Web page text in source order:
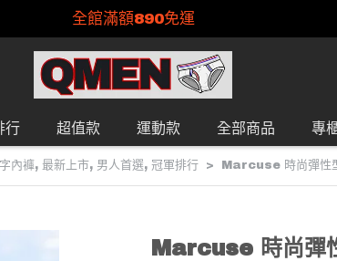
全館滿額890免運
行 超值款 運動款 全部商品 專
字內褲, 最新上市, 男人首選, 冠軍排行 Marcuse 時尚彈性
Marcuse 時尚彈